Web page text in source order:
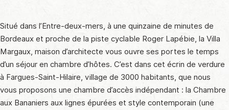
Situé dans l’Entre-deux-mers, à une quinzaine de minutes de
Bordeaux et proche de la piste cyclable Roger Lapébie, la Villa
Margaux, maison d’architecte vous ouvre ses portes le temps
d’un séjour en chambre d’hôtes. C’est dans cet écrin de verdure
à Fargues-Saint-Hilaire, village de 3000 habitants, que nous
vous proposons une chambre d’accès indépendant : la Chambre
aux Bananiers aux lignes épurées et style contemporain (une